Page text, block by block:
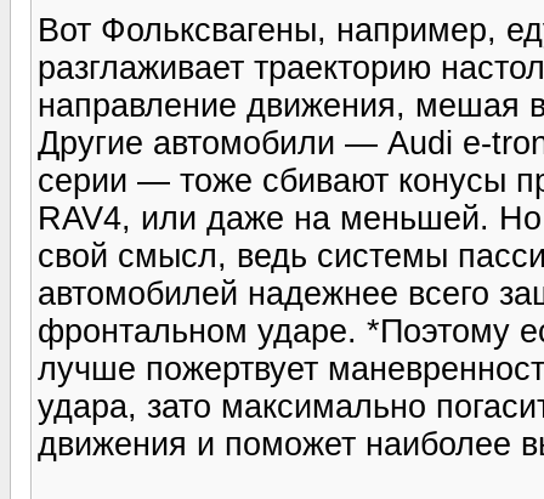
Вот Фольксвагены, например,
разглаживает траекторию
направление движения, мешая
Другие автомобили — Audi e-
серии — тоже сбивают конусы
RAV4, или даже на меньшей.
свой смысл, ведь системы
автомобилей надежнее всего
фронтальном ударе. *Поэтому
лучше пожертвует
удара, зато максимально
движения и поможет наиболее